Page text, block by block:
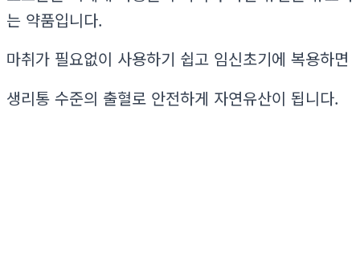
는 약품입니다.
마취가 필요없이 사용하기 쉽고 임신초기에 복용하면
생리통 수준의 출혈로 안전하게 자연유산이 됩니다.